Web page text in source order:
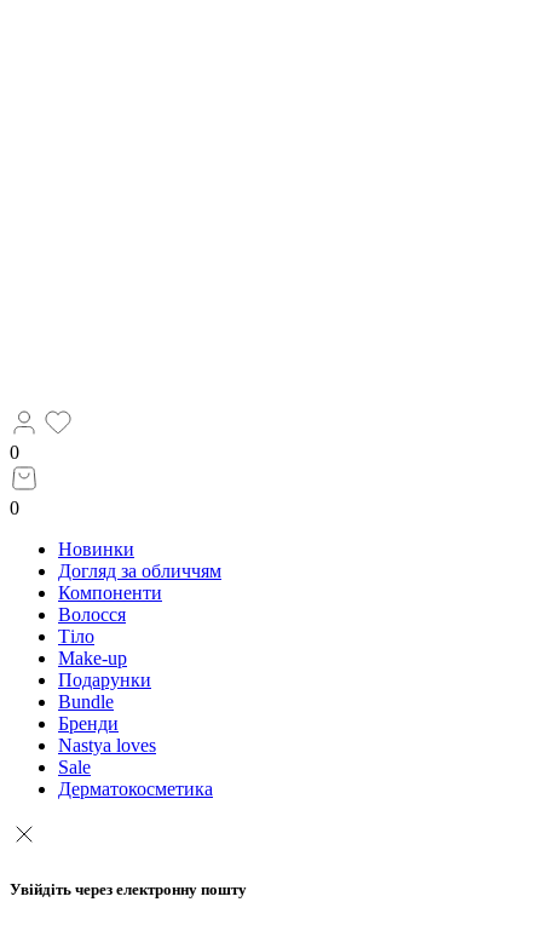
0
0
Новинки
Догляд за обличчям
Компоненти
Волосся
Тіло
Make-up
Подарунки
Bundle
Бренди
Nastya loves
Sale
Дерматокосметика
Увійдіть через електронну пошту